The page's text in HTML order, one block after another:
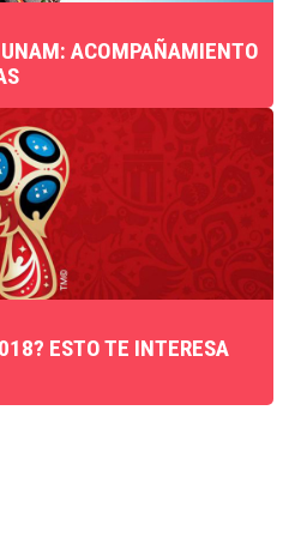
ACOMPAÑAMIENTO
ESTO TE INTERESA